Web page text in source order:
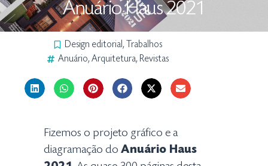
Anuário Haus 2021
Design editorial ,
Trabalhos
Anuário,Arquitetura, Revistas
Fizemos o projeto gráfico e a
diagramação doAnuário Haus